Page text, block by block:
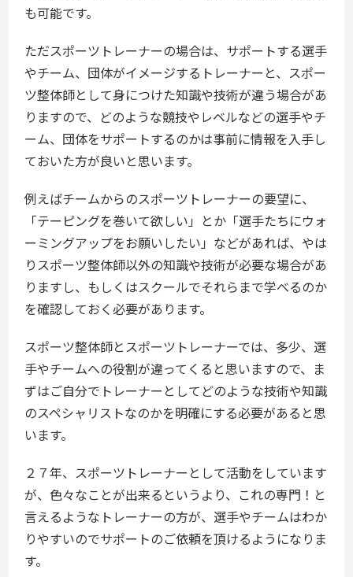
も可能です。
ただスポーツトレーナーの場合は、サポートする選手
やチーム、団体がイメージするトレーナーと、スポー
ツ整体師として身につけた知識や技術が違う場合があ
りますので、どのような競技やレベルなどの選手やチ
ーム、団体をサポートするのかは事前に情報を入手し
ておいた方が良いと思います。
例えばチームからのスポーツトレーナーの要望に、
「テーピングを巻いて欲しい」とか「選手たちにウォ
ーミングアップをお願いしたい」などがあれば、やは
りスポーツ整体師以外の知識や技術が必要な場合があ
りますし、もしくはスクールでそれらまで学べるのか
を確認しておく必要があります。
スポーツ整体師とスポーツトレーナーでは、多少、選
手やチームへの役割が違ってくると思いますので、ま
ずはご自分でトレーナーとしてどのような技術や知識
のスペシャリストなのかを明確にする必要があると思
います。
２７年、スポーツトレーナーとして活動をしています
が、色々なことが出来るというより、これの専門！と
言えるようなトレーナーの方が、選手やチームはわか
りやすいのでサポートのご依頼を頂けるようになりま
す。